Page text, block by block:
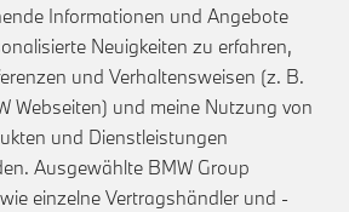
Informationen und Angebote
Neuigkeiten zu erfahren,
und Verhaltensweisen (z. B.
Webseiten) und meine Nutzung von
und Dienstleistungen
Ausgewählte BMW Group
einzelne Vertragshändler und -